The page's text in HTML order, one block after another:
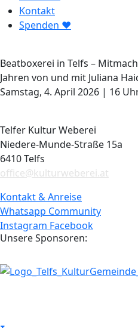
Kontakt
Spenden ❤︎
Beatboxerei in Telfs –
Jahren von und mit Juliana
Samstag, 4. April 2026 | 16
Telfer Kultur Weberei
Niedere-Munde-Straße 15a
6410 Telfs
office@kulturweberei.at
Kontakt & Anreise
Whatsapp Community
Instagram Facebook
Unsere Sponsoren: